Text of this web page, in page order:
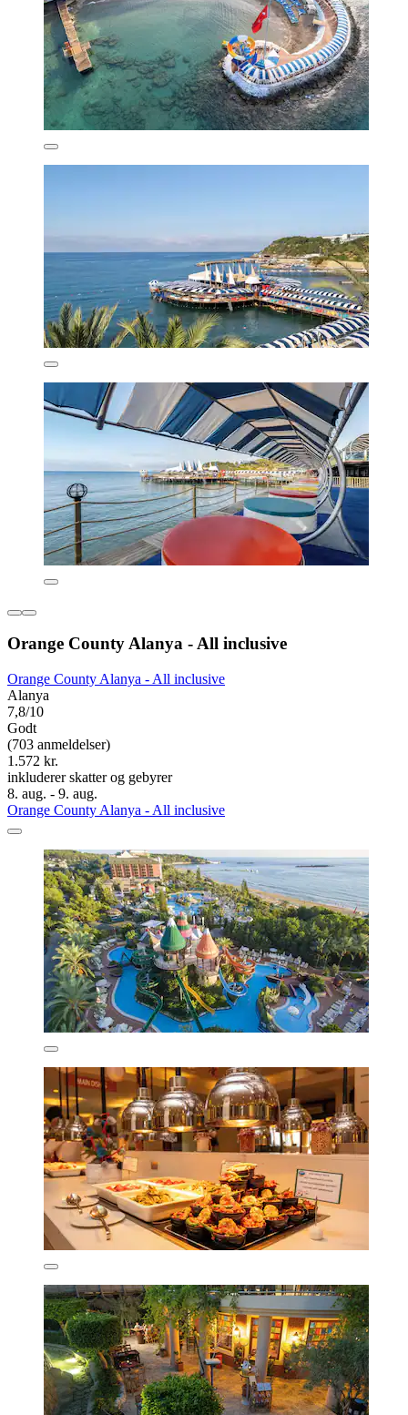
Orange County Alanya - All inclusive
Orange County Alanya - All inclusive
Alanya
7,8/10
Godt
(703 anmeldelser)
1.572 kr.
inkluderer skatter og gebyrer
8. aug. - 9. aug.
Orange County Alanya - All inclusive